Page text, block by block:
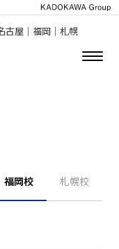
古屋｜福岡｜札幌
福岡校 札幌校